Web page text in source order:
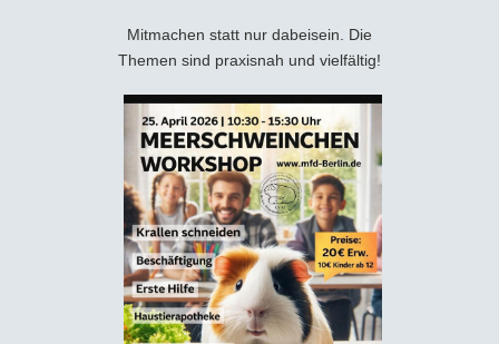
Mitmachen statt nur dabeisein. Die
Themen sind praxisnah und vielfältig!